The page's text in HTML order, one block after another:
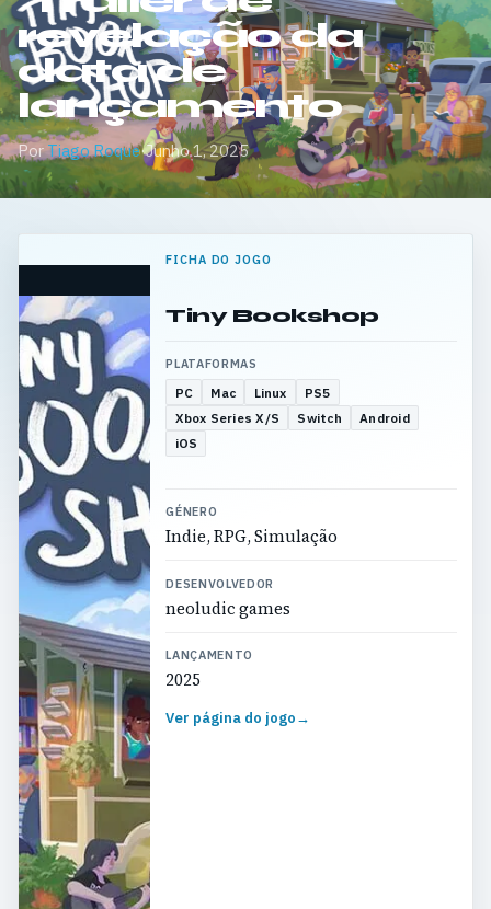
revelação da
data de
lançamento
PorTiago Roque·Junho 1, 2025
FICHA DO JOGO
Tiny Bookshop
PLATAFORMAS
PC Mac Linux
PS5
Xbox Series X/S
Switch
Android
iOS
GÉNERO
Indie, RPG, Simulação
DESENVOLVEDOR
neoludic games
LANÇAMENTO
2025
Ver página do jogo→